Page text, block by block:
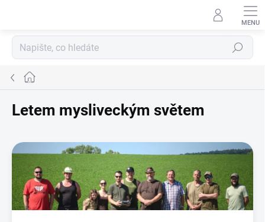
Hledat
Domů
Letem mysliveckým světem
ý
i
s
č